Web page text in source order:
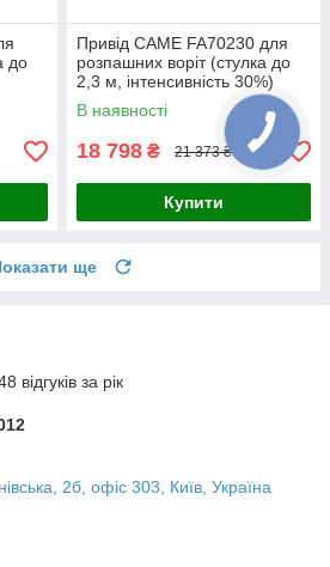
до
Привід CAME FA70230 для
розпашних воріт (стулка до
2,3 м, інтенсивність 30%)
В наявності
18 798 ₴ 21 373 ₴
Купити
ще
відгуків за рік
2б, офіс 303, Київ, Україна